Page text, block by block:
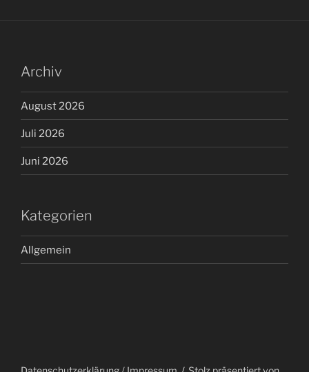
Archiv
August 2026
Juli 2026
Juni 2026
Kategorien
Allgemein